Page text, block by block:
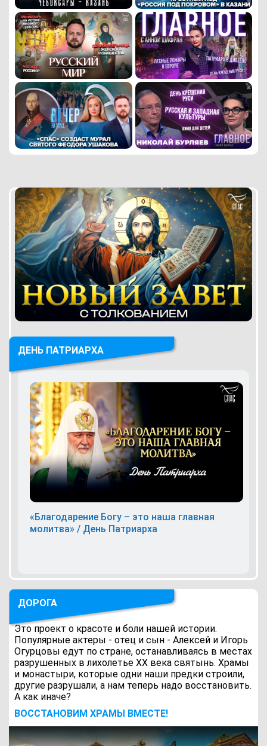
ДЕНЬ ПАТРИАРХА
«Благодарение Богу – это наша главная
молитва» / День Патриарха
ДОРОГА
Это проект о красоте и боли нашей истории.
Популярные актеры - отец и сын - Алексей и Игорь
Огурцовы едут по стране, останавливаясь в местах
разрушенных в лихолетье ХХ века святынь. Храмы
и монастыри, которые одни наши предки строили,
другие разрушали, а нам теперь надо восстановить.
А как иначе?
ВОCСТАНОВИМ ХРАМЫ ВМЕСТЕ!